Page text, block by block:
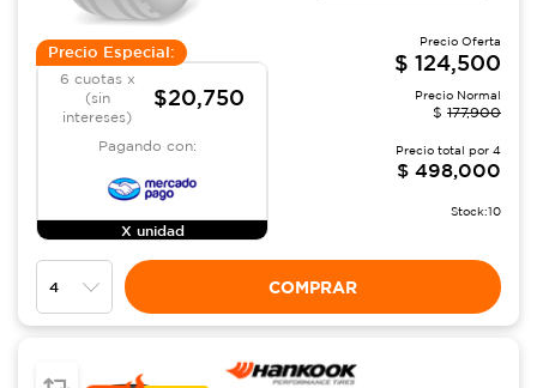
Precio Especial:
6 cuotas x
(sin
intereses)
$20,750
Pagando con:
X unidad
Precio Oferta
$ 124,500
Precio Normal
$ 177,900
Precio total por 4
$ 498,000
Stock:10
COMPRAR